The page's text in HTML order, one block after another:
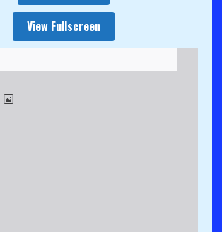
View Fullscreen